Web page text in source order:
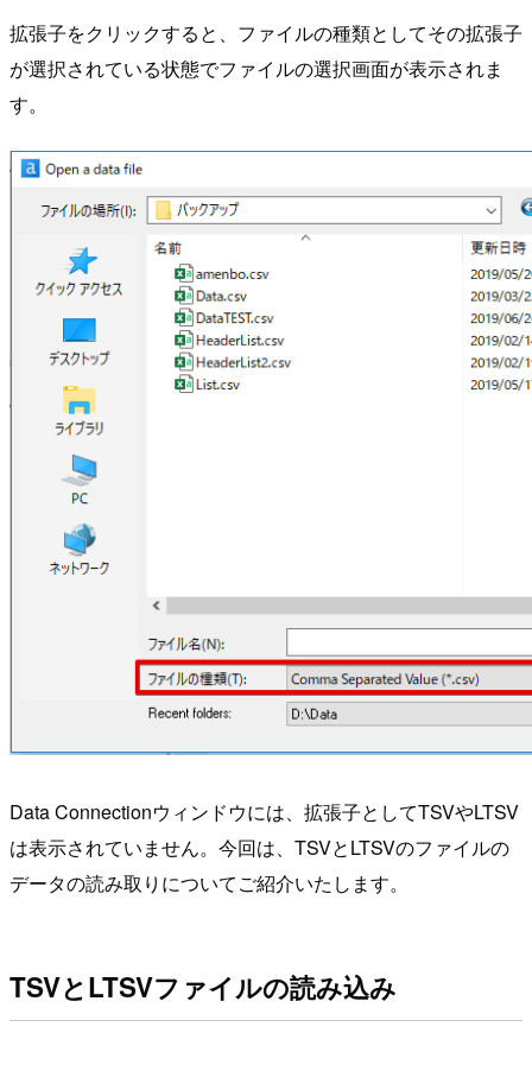
拡張子をクリックすると、ファイルの種類としてその拡張子
が選択されている状態でファイルの選択画面が表示されま
す。
Data Connectionウィンドウには、拡張子としてTSVやLTSV
は表示されていません。今回は、TSVとLTSVのファイルの
データの読み取りについてご紹介いたします。
TSVとLTSVファイルの読み込み